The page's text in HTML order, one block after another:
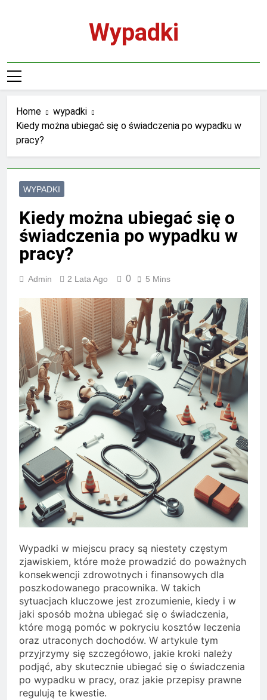
Wypadki
Home
wypadki
Kiedy można ubiegać się o świadczenia po wypadku w
pracy?
WYPADKI
Kiedy można ubiegać się o
świadczenia po wypadku w
pracy?
Admin 2 Lata Ago 0 5 Mins
Wypadki w miejscu pracy są niestety częstym
zjawiskiem, które może prowadzić do poważnych
konsekwencji zdrowotnych i finansowych dla
poszkodowanego pracownika. W takich
sytuacjach kluczowe jest zrozumienie, kiedy i w
jaki sposób można ubiegać się o świadczenia,
które mogą pomóc w pokryciu kosztów leczenia
oraz utraconych dochodów. W artykule tym
przyjrzymy się szczegółowo, jakie kroki należy
podjąć, aby skutecznie ubiegać się o świadczenia
po wypadku w pracy, oraz jakie przepisy prawne
regulują te kwestie.